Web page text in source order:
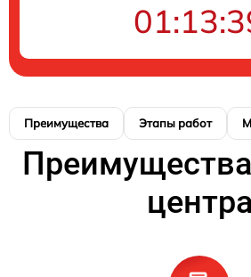
Преимущества Этапы работ
центра